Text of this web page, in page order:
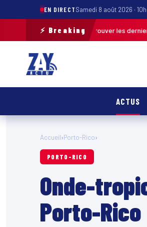
EN DIRECTSamedi 8 août 2026 ·
⚡ Breaking
terrain pour retrouver les derniers véhicules
ACTUS
Accueil›Porto-Rico›
PORTO-RICO
Onde-
Porto-Rico